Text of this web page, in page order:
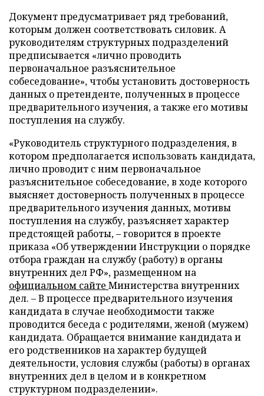
Документ предусматривает ряд требований,
которым должен соответствовать силовик. А
руководителям структурных подразделений
предписывается «лично проводить
первоначальное разъяснительное
собеседование», чтобы установить достоверность
данных о претенденте, полученных в процессе
предварительного изучения, а также его мотивы
поступления на службу.
«Руководитель структурного подразделения, в
котором предполагается использовать кандидата,
лично проводит с ним первоначальное
разъяснительное собеседование, в ходе которого
выясняет достоверность полученных в процессе
предварительного изучения данных, мотивы
поступления на службу, разъясняет характер
предстоящей работы, – говорится в проекте
приказа «Об утверждении Инструкции о порядке
отбора граждан на службу (работу) в органы
внутренних дел РФ», размещенном на
официальном сайте Министерства внутренних
дел. – В процессе предварительного изучения
кандидата в случае необходимости также
проводится беседа с родителями, женой (мужем)
кандидата. Обращается внимание кандидата и
его родственников на характер будущей
деятельности, условия службы (работы) в органах
внутренних дел в целом и в конкретном
структурном подразделении».